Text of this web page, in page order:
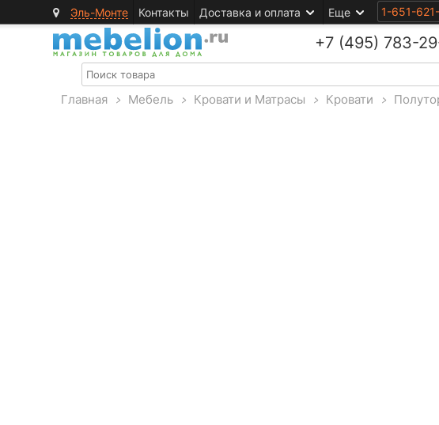
Эль-Монте Контакты Доставка и оплата Еще 1-651-
+7 (495) 783-
Главная > Мебель > Кровати и Матрасы > Кровати >